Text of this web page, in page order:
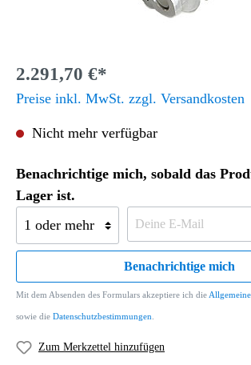
2.291,70 €*
Preise inkl. MwSt. zzgl. Versandkosten
Nicht mehr verfügbar
Benachrichtige mich, sobald das
Lager ist.
Benachrichtige mich
Mit dem Absenden des Formulars akzeptiere ich die
sowie die Datenschutzbestimmungen
Zum Merkzettel hinzufügen